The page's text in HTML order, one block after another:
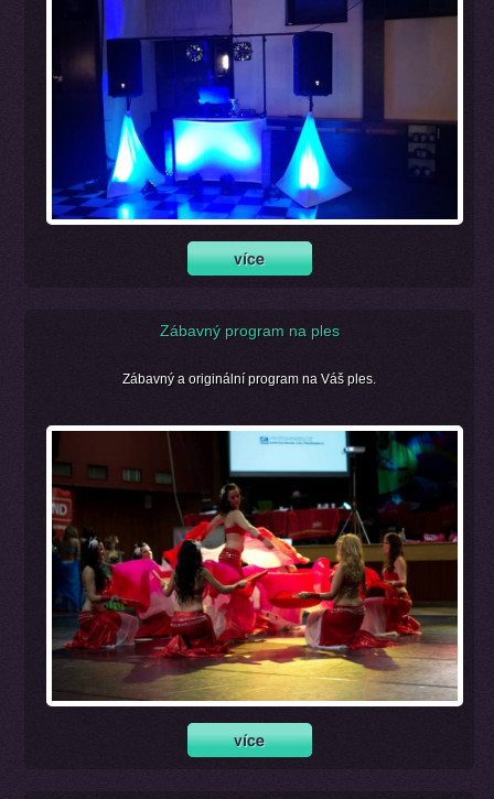
Zábavný program na ples
Zábavný a originální program na Váš ples.